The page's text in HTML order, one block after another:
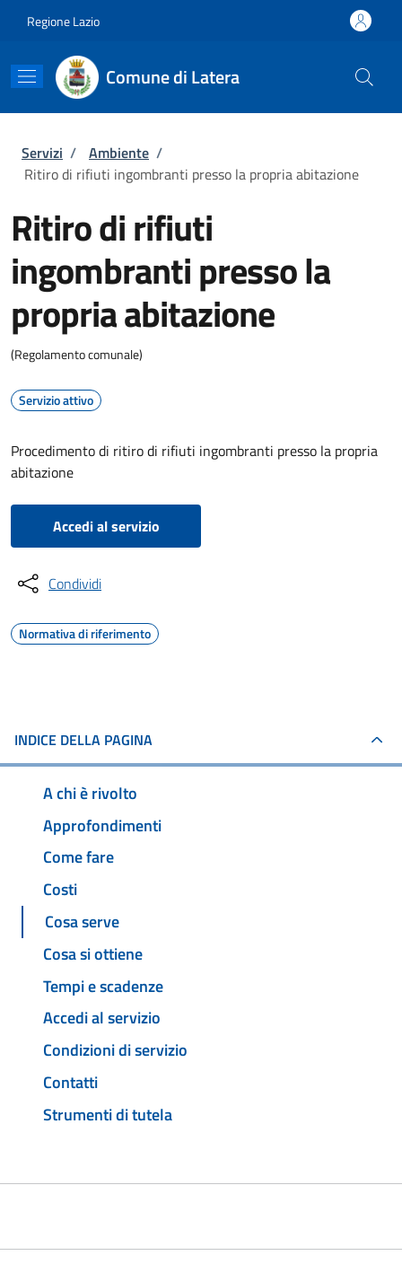
Regione Lazio
Comune di Latera
Briciole di pane
Servizi / Ambiente /
Ritiro di rifiuti ingombranti presso la propria abitazione
Ritiro di rifiuti
ingombranti presso la
propria abitazione
(Regolamento comunale)
Servizio attivo
Procedimento di ritiro di rifiuti ingombranti presso la propria
abitazione
Accedi al servizio
Condividi
Normativa di riferimento
INDICE DELLA PAGINA
A chi è rivolto
Approfondimenti
Come fare
Costi
Cosa serve
Cosa si ottiene
Tempi e scadenze
Accedi al servizio
Condizioni di servizio
Contatti
Strumenti di tutela